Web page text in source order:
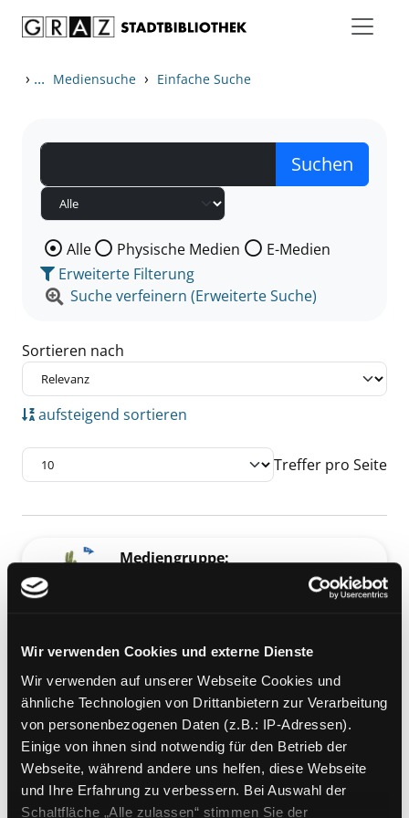
Wir verwenden Cookies und externe Dienste
Wir verwenden auf unserer Webseite Cookies und
ähnliche Technologien von Drittanbietern zur Verarbeitung
von personenbezogenen Daten (z.B.: IP-Adressen).
Einige von ihnen sind notwendig für den Betrieb der
Webseite, während andere uns helfen, diese Webseite
und Ihre Erfahrung zu verbessern. Bei Auswahl der
Schaltfläche „Alle zulassen“ stimmen Sie der
› ... Mediensuche › Einfache Suche
Wählen Sie die Medienart nach der Sie suchen wollen.
Alle Physische Medien
E-Medien
Erweiterte Filterung
Suche verfeinern (Erweiterte Suche)
Sortieren nach
aufsteigend sortieren
Treffer pro Seite
Zu den Suchfiltern springen
Mediengruppe:
Lehrbuch, 2 Audio-CDs ;
gemeinsamer europäischer
Referenzrahmen]
Verfasser: Kattan-Ibarra, Juan
Suche
Jahr: 2008
Verlag:
Frankfurt/M., Cornelsen
Reihe:
Lex:tra, Sprachkurs plus -